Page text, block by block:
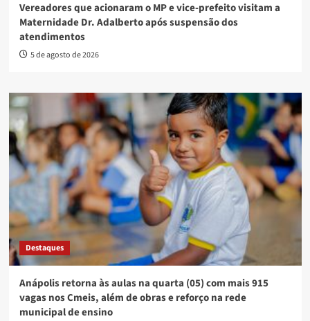
Vereadores que acionaram o MP e vice-prefeito visitam a
Maternidade Dr. Adalberto após suspensão dos
atendimentos
5 de agosto de 2026
Destaques
Anápolis retorna às aulas na quarta (05) com mais 915
vagas nos Cmeis, além de obras e reforço na rede
municipal de ensino